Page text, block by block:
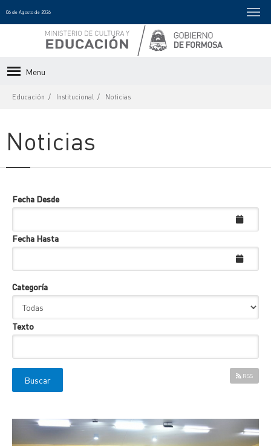
06 de Agosto de 2026
Menu
Educación Institucional Noticias
Noticias
Fecha Desde
Fecha Hasta
Categoría
Texto
RSS